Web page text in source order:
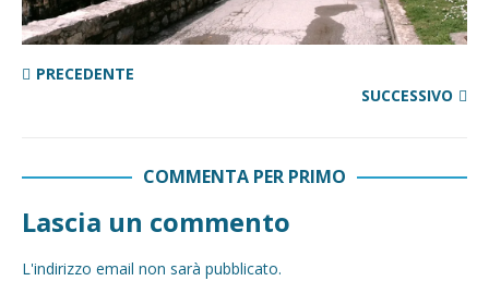
PRECEDENTE
SUCCESSIVO
COMMENTA PER PRIMO
Lascia un commento
L'indirizzo email non sarà pubblicato.